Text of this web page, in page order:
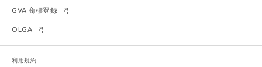
GVA 商標登録
OLGA
利用規約